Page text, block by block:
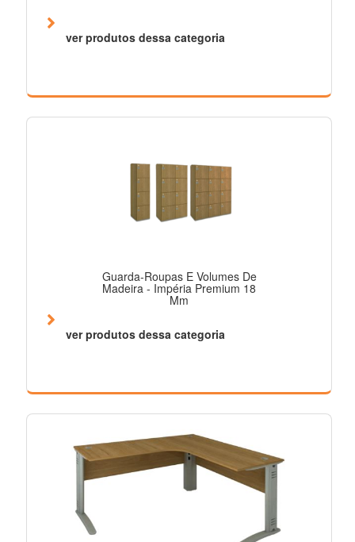
ver produtos dessa categoria
Guarda-Roupas E Volumes De
Madeira - Impéria Premium 18
Mm
ver produtos dessa categoria